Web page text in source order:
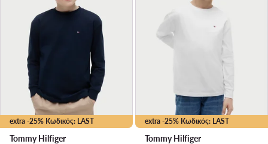
extra -25% Κωδικός: LAST
Tommy Hilfiger
extra -25% Κωδικός: LAST
Tommy Hilfiger